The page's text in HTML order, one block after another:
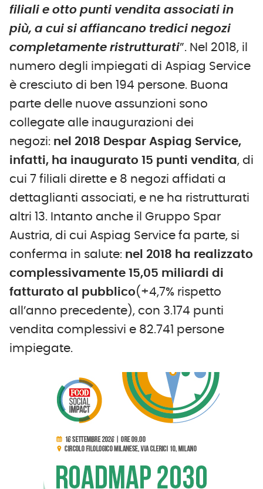
filiali e otto punti vendita associati in
più, a cui si affiancano tredici negozi
completamente ristrutturati”. Nel 2018, il
numero degli impiegati di Aspiag Service
è cresciuto di ben 194 persone. Buona
parte delle nuove assunzioni sono
collegate alle inaugurazioni dei
negozi: nel 2018 Despar Aspiag Service,
infatti, ha inaugurato 15 punti vendita, di
cui 7 filiali dirette e 8 negozi affidati a
dettaglianti associati, e ne ha ristrutturati
altri 13. Intanto anche il Gruppo Spar
Austria, di cui Aspiag Service fa parte, si
conferma in salute: nel 2018 ha realizzato
complessivamente 15,05 miliardi di
fatturato al pubblico(+4,7% rispetto
all’anno precedente), con 3.174 punti
vendita complessivi e 82.741 persone
impiegate.